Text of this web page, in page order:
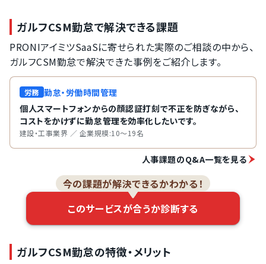
ガルフCSM勤怠で解決できる課題
PRONIアイミツSaaSに寄せられた実際のご相談の中から、
ガルフCSM勤怠で解決できた事例をご紹介します。
労務 勤怠・労働時間管理
個人スマートフォンからの顔認証打刻で不正を防ぎながら、
コストをかけずに勤怠管理を効率化したいです。
建設・工事業界 ／ 企業規模:10～19名
人事課題のQ&A一覧を見る
今の課題が解決できるかわかる！
このサービスが合うか診断する
ガルフCSM勤怠の特徴・メリット